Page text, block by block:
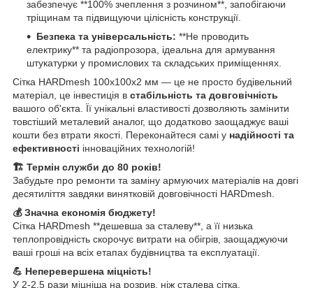
забезпечує **100% зчеплення з розчином**, запобігаючи
тріщинам та підвищуючи цілісність конструкції.
Безпека та універсальність: **Не проводить
електрику** та радіопрозора, ідеальна для армування
штукатурки у промислових та складських приміщеннях.
Сітка HARDmesh 100х100х2 мм — це не просто будівельний
матеріал, це інвестиція в стабільність та довговічність
вашого об'єкта. Її унікальні властивості дозволяють замінити
товстіший металевий аналог, що додатково заощаджує ваші
кошти без втрати якості. Переконайтеся самі у надійності та
ефективності інноваційних технологій!
🏗️ Термін служби до 80 років!
Забудьте про ремонти та заміну армуючих матеріалів на довгі
десятиліття завдяки винятковій довговічності HARDmesh.
💰 Значна економія бюджету!
Сітка HARDmesh **дешевша за сталеву**, а її низька
теплопровідність скорочує витрати на обігрів, заощаджуючи
ваші гроші на всіх етапах будівництва та експлуатації.
💪 Неперевершена міцність!
У 2-2.5 рази міцніша на розрив, ніж сталева сітка,